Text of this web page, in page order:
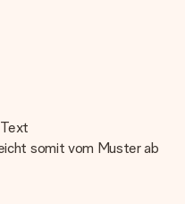
somit vom Muster ab